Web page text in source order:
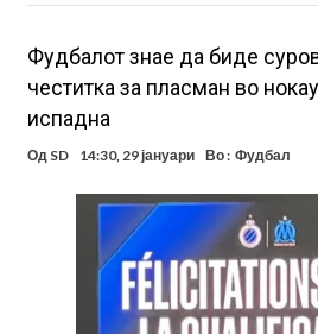
Фудбалот знае да биде
честитка за пласман во
испадна
Од SD 14:30, 29 јануари Во : Фудбал